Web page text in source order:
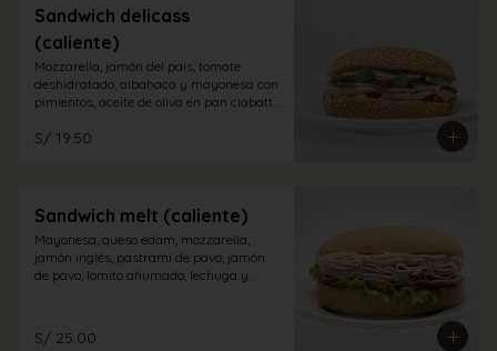
Sandwich delicass
(caliente)
Mozzarella, jamón del pais, tomate
deshidratado, albahaca y mayonesa con
pimientos, aceite de oliva en pan ciabatta
S/ 19.50
Sandwich melt (caliente)
Mayonesa, queso edam, mozzarella,
jamón inglés, pastrami de pavo, jamón
de pavo, lomito ahumado, lechuga y
S/ 25.00